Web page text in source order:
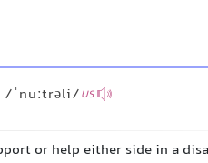
/ˈnuːtrəli/US
or help either side in a